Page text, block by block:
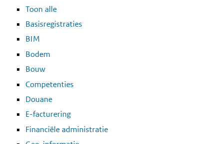
Toon alle
Basisregistraties
BIM
Bodem
Bouw
Competenties
Douane
E-facturering
Financiële administratie